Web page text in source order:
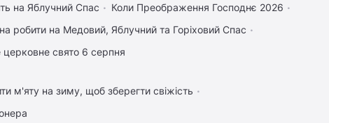
на Яблучний Спас
Коли Преображення Господнє 2026
робити на Медовий, Яблучний та Горіховий Спас
церковне свято 6 серпня
м'яту на зиму, щоб зберегти свіжість